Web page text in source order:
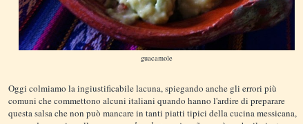
guacamole
Oggi colmiamo la ingiustificabile lacuna, spiegando anche gli errori più
comuni che commettono alcuni italiani quando hanno l'ardire di preparare
questa salsa che non può mancare in tanti piatti tipici della cucina messicana,